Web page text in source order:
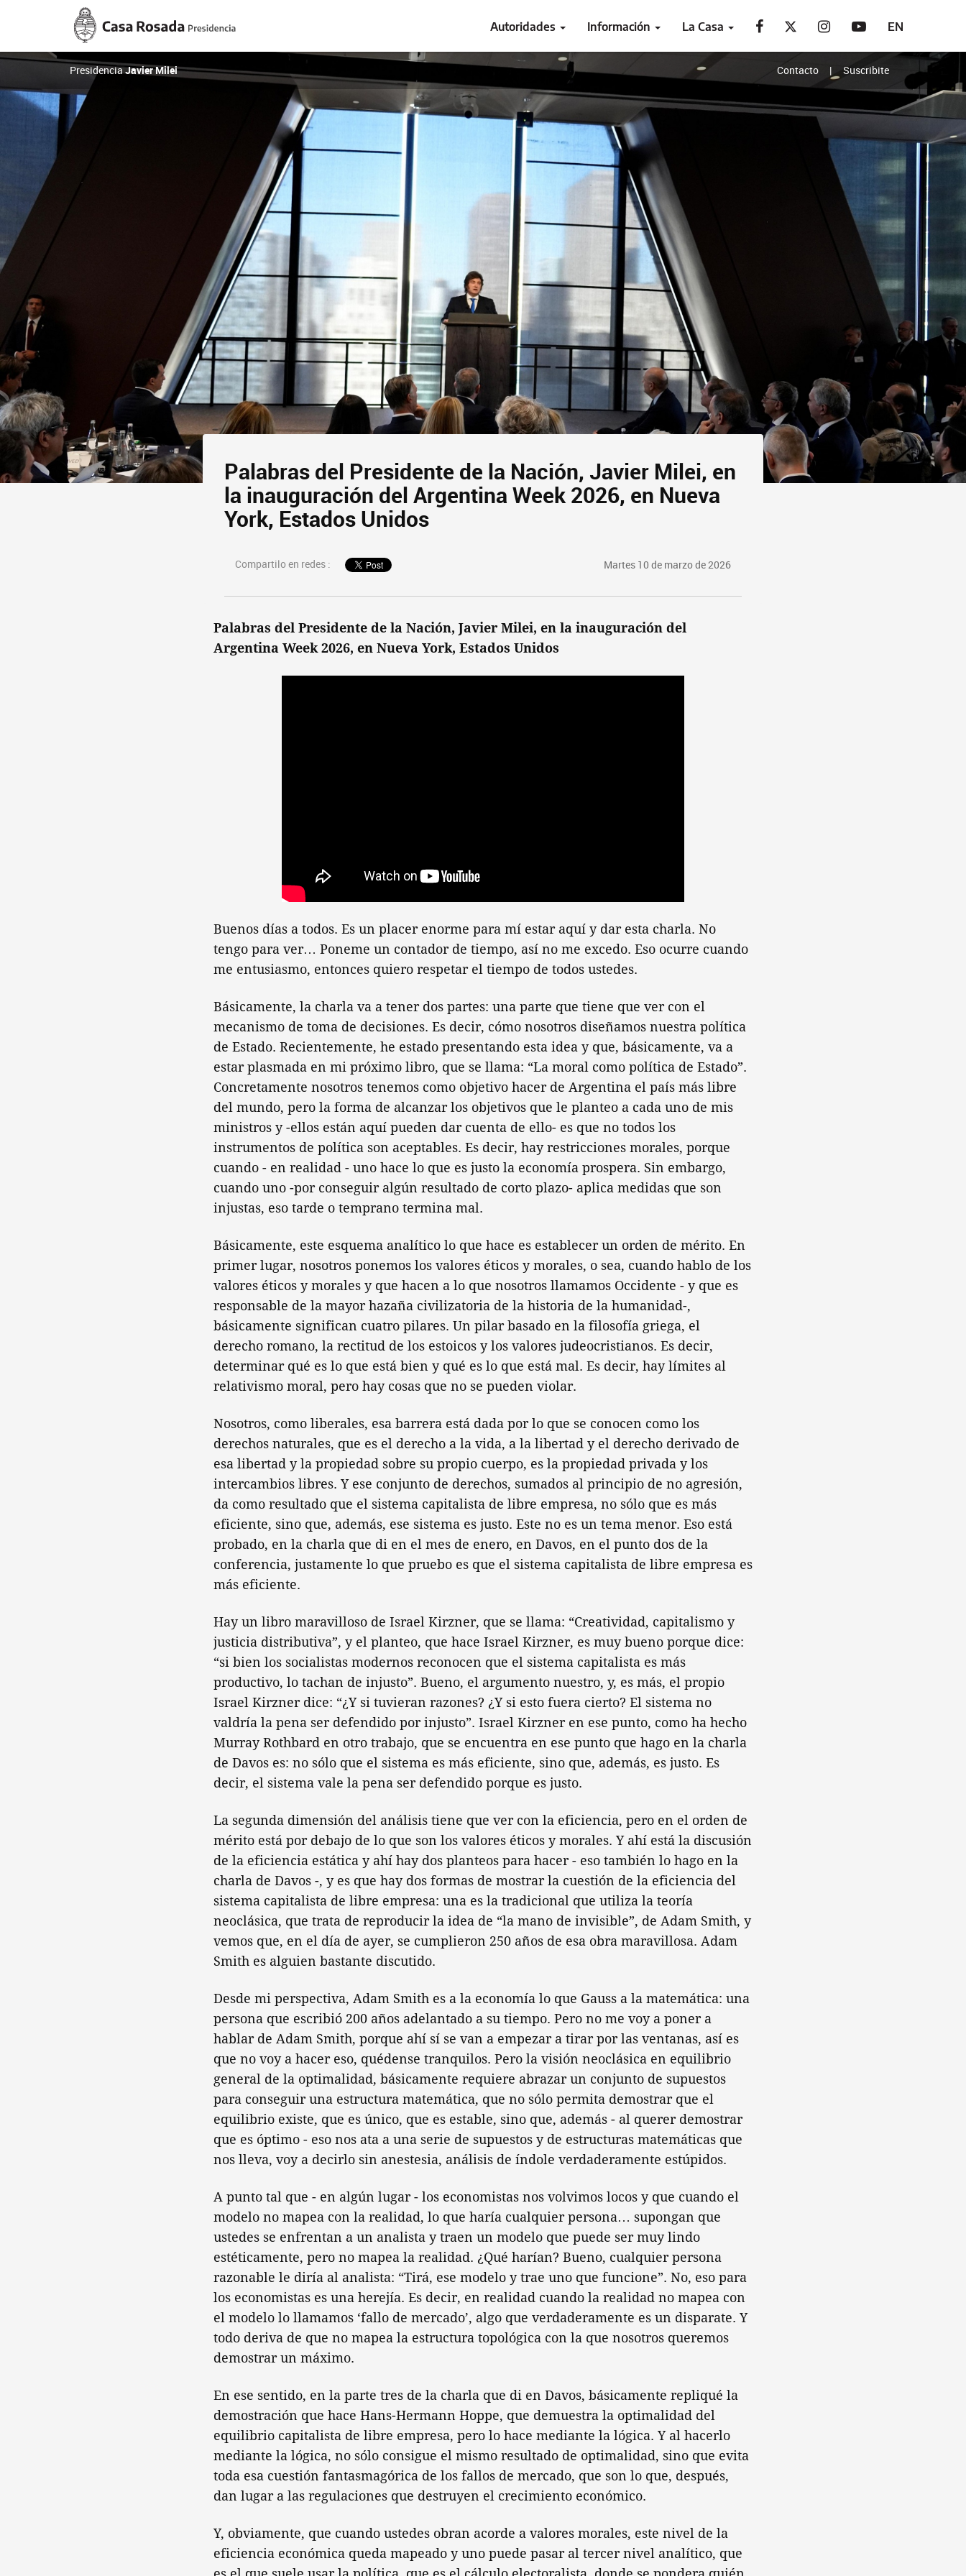
Casa
Rosada
Presidencia
de
la
Nación
Autoridades Información La Casa EN
PresidenciaJavier Milei Contacto Suscribite
Palabras del Presidente de la Nación, Javier Milei, en
la inauguración del Argentina Week 2026, en Nueva
York, Estados Unidos
Compartilo en redes : Martes 10 de marzo de 2026
Palabras del Presidente de la Nación, Javier Milei, en la inauguración del
Argentina Week 2026, en Nueva York, Estados Unidos
Buenos días a todos. Es un placer enorme para mí estar aquí y dar esta charla. No
tengo para ver… Poneme un contador de tiempo, así no me excedo. Eso ocurre cuando
me entusiasmo, entonces quiero respetar el tiempo de todos ustedes.
Básicamente, la charla va a tener dos partes: una parte que tiene que ver con el
mecanismo de toma de decisiones. Es decir, cómo nosotros diseñamos nuestra política
de Estado. Recientemente, he estado presentando esta idea y que, básicamente, va a
estar plasmada en mi próximo libro, que se llama: “La moral como política de Estado”.
Concretamente nosotros tenemos como objetivo hacer de Argentina el país más libre
del mundo, pero la forma de alcanzar los objetivos que le planteo a cada uno de mis
ministros y -ellos están aquí pueden dar cuenta de ello- es que no todos los
instrumentos de política son aceptables. Es decir, hay restricciones morales, porque
cuando - en realidad - uno hace lo que es justo la economía prospera. Sin embargo,
cuando uno -por conseguir algún resultado de corto plazo- aplica medidas que son
injustas, eso tarde o temprano termina mal.
Básicamente, este esquema analítico lo que hace es establecer un orden de mérito. En
primer lugar, nosotros ponemos los valores éticos y morales, o sea, cuando hablo de los
valores éticos y morales y que hacen a lo que nosotros llamamos Occidente - y que es
responsable de la mayor hazaña civilizatoria de la historia de la humanidad-,
básicamente significan cuatro pilares. Un pilar basado en la filosofía griega, el
derecho romano, la rectitud de los estoicos y los valores judeocristianos. Es decir,
determinar qué es lo que está bien y qué es lo que está mal. Es decir, hay límites al
relativismo moral, pero hay cosas que no se pueden violar.
Nosotros, como liberales, esa barrera está dada por lo que se conocen como los
derechos naturales, que es el derecho a la vida, a la libertad y el derecho derivado de
esa libertad y la propiedad sobre su propio cuerpo, es la propiedad privada y los
intercambios libres. Y ese conjunto de derechos, sumados al principio de no agresión,
da como resultado que el sistema capitalista de libre empresa, no sólo que es más
eficiente, sino que, además, ese sistema es justo. Este no es un tema menor. Eso está
probado, en la charla que di en el mes de enero, en Davos, en el punto dos de la
conferencia, justamente lo que pruebo es que el sistema capitalista de libre empresa es
más eficiente.
Hay un libro maravilloso de Israel Kirzner, que se llama: “Creatividad, capitalismo y
justicia distributiva”, y el planteo, que hace Israel Kirzner, es muy bueno porque dice:
“si bien los socialistas modernos reconocen que el sistema capitalista es más
productivo, lo tachan de injusto”. Bueno, el argumento nuestro, y, es más, el propio
Israel Kirzner dice: “¿Y si tuvieran razones? ¿Y si esto fuera cierto? El sistema no
valdría la pena ser defendido por injusto”. Israel Kirzner en ese punto, como ha hecho
Murray Rothbard en otro trabajo, que se encuentra en ese punto que hago en la charla
de Davos es: no sólo que el sistema es más eficiente, sino que, además, es justo. Es
decir, el sistema vale la pena ser defendido porque es justo.
La segunda dimensión del análisis tiene que ver con la eficiencia, pero en el orden de
mérito está por debajo de lo que son los valores éticos y morales. Y ahí está la discusión
de la eficiencia estática y ahí hay dos planteos para hacer - eso también lo hago en la
charla de Davos -, y es que hay dos formas de mostrar la cuestión de la eficiencia del
sistema capitalista de libre empresa: una es la tradicional que utiliza la teoría
neoclásica, que trata de reproducir la idea de “la mano de invisible”, de Adam Smith, y
vemos que, en el día de ayer, se cumplieron 250 años de esa obra maravillosa. Adam
Smith es alguien bastante discutido.
Desde mi perspectiva, Adam Smith es a la economía lo que Gauss a la matemática: una
persona que escribió 200 años adelantado a su tiempo. Pero no me voy a poner a
hablar de Adam Smith, porque ahí sí se van a empezar a tirar por las ventanas, así es
que no voy a hacer eso, quédense tranquilos. Pero la visión neoclásica en equilibrio
general de la optimalidad, básicamente requiere abrazar un conjunto de supuestos
para conseguir una estructura matemática, que no sólo permita demostrar que el
equilibrio existe, que es único, que es estable, sino que, además - al querer demostrar
que es óptimo - eso nos ata a una serie de supuestos y de estructuras matemáticas que
nos lleva, voy a decirlo sin anestesia, análisis de índole verdaderamente estúpidos.
A punto tal que - en algún lugar - los economistas nos volvimos locos y que cuando el
modelo no mapea con la realidad, lo que haría cualquier persona… supongan que
ustedes se enfrentan a un analista y traen un modelo que puede ser muy lindo
estéticamente, pero no mapea la realidad. ¿Qué harían? Bueno, cualquier persona
razonable le diría al analista: “Tirá, ese modelo y trae uno que funcione”. No, eso para
los economistas es una herejía. Es decir, en realidad cuando la realidad no mapea con
el modelo lo llamamos ‘fallo de mercado’, algo que verdaderamente es un disparate. Y
todo deriva de que no mapea la estructura topológica con la que nosotros queremos
demostrar un máximo.
En ese sentido, en la parte tres de la charla que di en Davos, básicamente repliqué la
demostración que hace Hans-Hermann Hoppe, que demuestra la optimalidad del
equilibrio capitalista de libre empresa, pero lo hace mediante la lógica. Y al hacerlo
mediante la lógica, no sólo consigue el mismo resultado de optimalidad, sino que evita
toda esa cuestión fantasmagórica de los fallos de mercado, que son lo que, después,
dan lugar a las regulaciones que destruyen el crecimiento económico.
Y, obviamente, que cuando ustedes obran acorde a valores morales, este nivel de la
eficiencia económica queda mapeado y uno puede pasar al tercer nivel analítico, que